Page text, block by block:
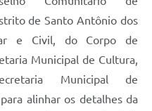
de Santo Antônio dos
e Civil, do Corpo de
Municipal de Cultura,
Municipal de
alinhar os detalhes da